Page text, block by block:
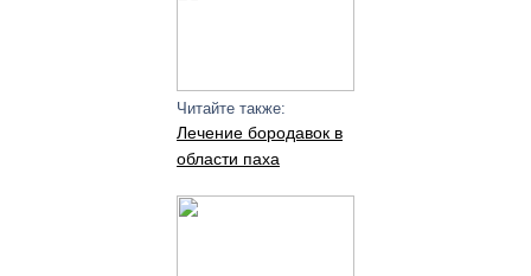
Читайте также:
Лечение бородавок в
области паха